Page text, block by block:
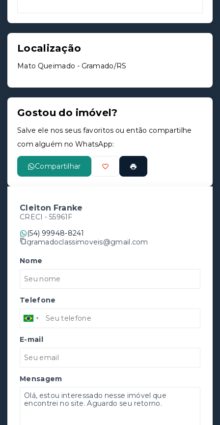
Localização
Mato Queimado - Gramado/RS
Gostou do imóvel?
Salve ele nos seus favoritos ou então compartilhe
com alguém no WhatsApp:
Compartilhar
Cleiton Franke
CRECI - 55961F
(54) 99948-8241
gramadoclassimoveis@gmail.com
Nome
Telefone
E-mail
Mensagem